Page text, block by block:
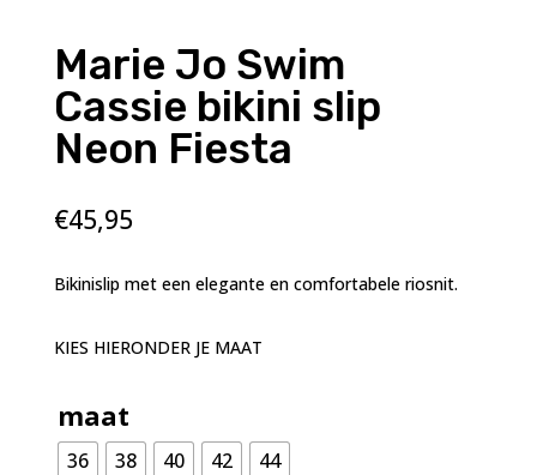
Marie Jo Swim
Cassie bikini slip
Neon Fiesta
€45,95
Bikinislip met een elegante en comfortabele riosnit.
KIES HIERONDER JE MAAT
maat
36 38 40 42 44